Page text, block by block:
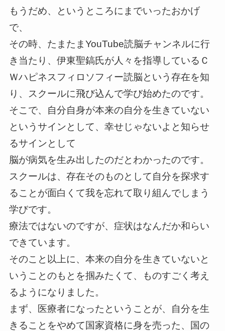
もうだめ、というところにまでいったおかげ
で、
その時、たまたまYouTube読脳チャンネルに行
き当たり、伊東聖鎬氏が人々を指導しているＣ
Ｗハピネスフィロソフィー読脳という存在を知
り、スクールに飛び込んで学び始めたのです。
そこで、自分自身が本来の自分を生きていない
というサインとして、幸せじゃないよと知らせ
るサインとして
脳が病気を生み出したのだとわかったのです。
スクールは、存在そのものとして自分を探求す
ることが面白くて我を忘れて取り組んでしまう
学びです。
療法ではないのですが、症状はなんだか和らい
できています。
そのこと以上に、本来の自分を生きていないと
いうことのもとを掴みたくて、ものすごく考え
るようになりました。
まず、医療者になったということが、自分を生
きることをやめて国家資格に身を売った、国の